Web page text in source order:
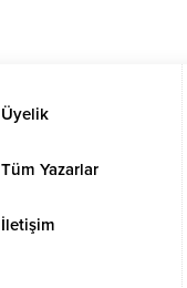
Üyelik
Tüm Yazarlar
İletişim